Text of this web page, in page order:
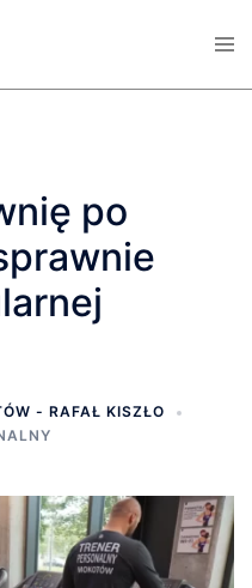
po
- RAFAŁ KISZŁO